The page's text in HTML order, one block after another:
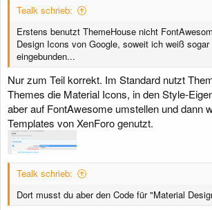
Tealk schrieb:
Erstens benutzt ThemeHouse nicht
Design Icons von Google, soweit ich weiß sogar
eingebunden...
Nur zum Teil korrekt. Im Standard nutzt
Themes die Material Icons, in den Style-
aber auf FontAwesome umstellen und dann
Templates von XenForo genutzt.
Tealk schrieb:
Dort musst du aber den Code für "Material